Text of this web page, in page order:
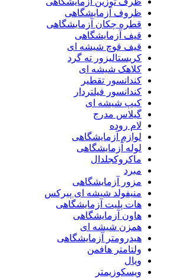
ظروف آزمایشگاهی
قطره چکان آزمایشگاهی
قیف آزمایشگاهی
قیف قوچ شیشه ای
کریستالیزور ته گرد
کلاهک شیشه ای
کندانسور تقطیر
کندانسور فیلتردار
کیپ شیشه ای
گیلاس مدرج
لام روده
لوازم آزمایشگاهی
لوله آزمایشگاهی
ماکروکجلدال
مبرد
مزور آزمایشگاهی
منیفولد شیشه ای پیرکس
هات پلیت آزمایشگاهی
هاون آزمایشگاهی
همزن شیشه ای
هیدرومتر آزمایشگاهی
ولتامتر هافمن
ویال
ویسکوزیمتر